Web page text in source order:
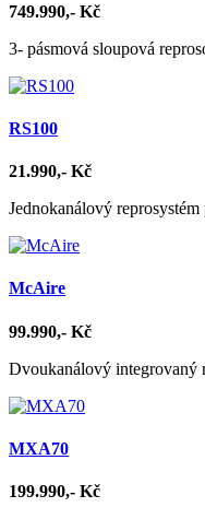
749.990,- Kč
3- pásmová sloupová
RS100
21.990,- Kč
Jednokanálový
McAire
99.990,- Kč
Dvoukanálový integrovaný
MXA70
199.990,- Kč